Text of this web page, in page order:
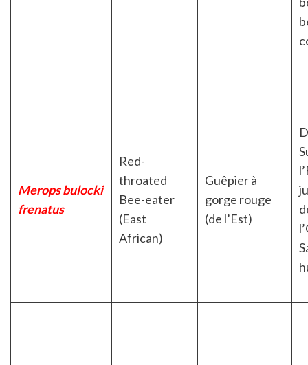
Merops bulocki
frenatus
Red-
throated
Bee-eater
(East
African)
Guêpier à
gorge rouge
(de l’Est)